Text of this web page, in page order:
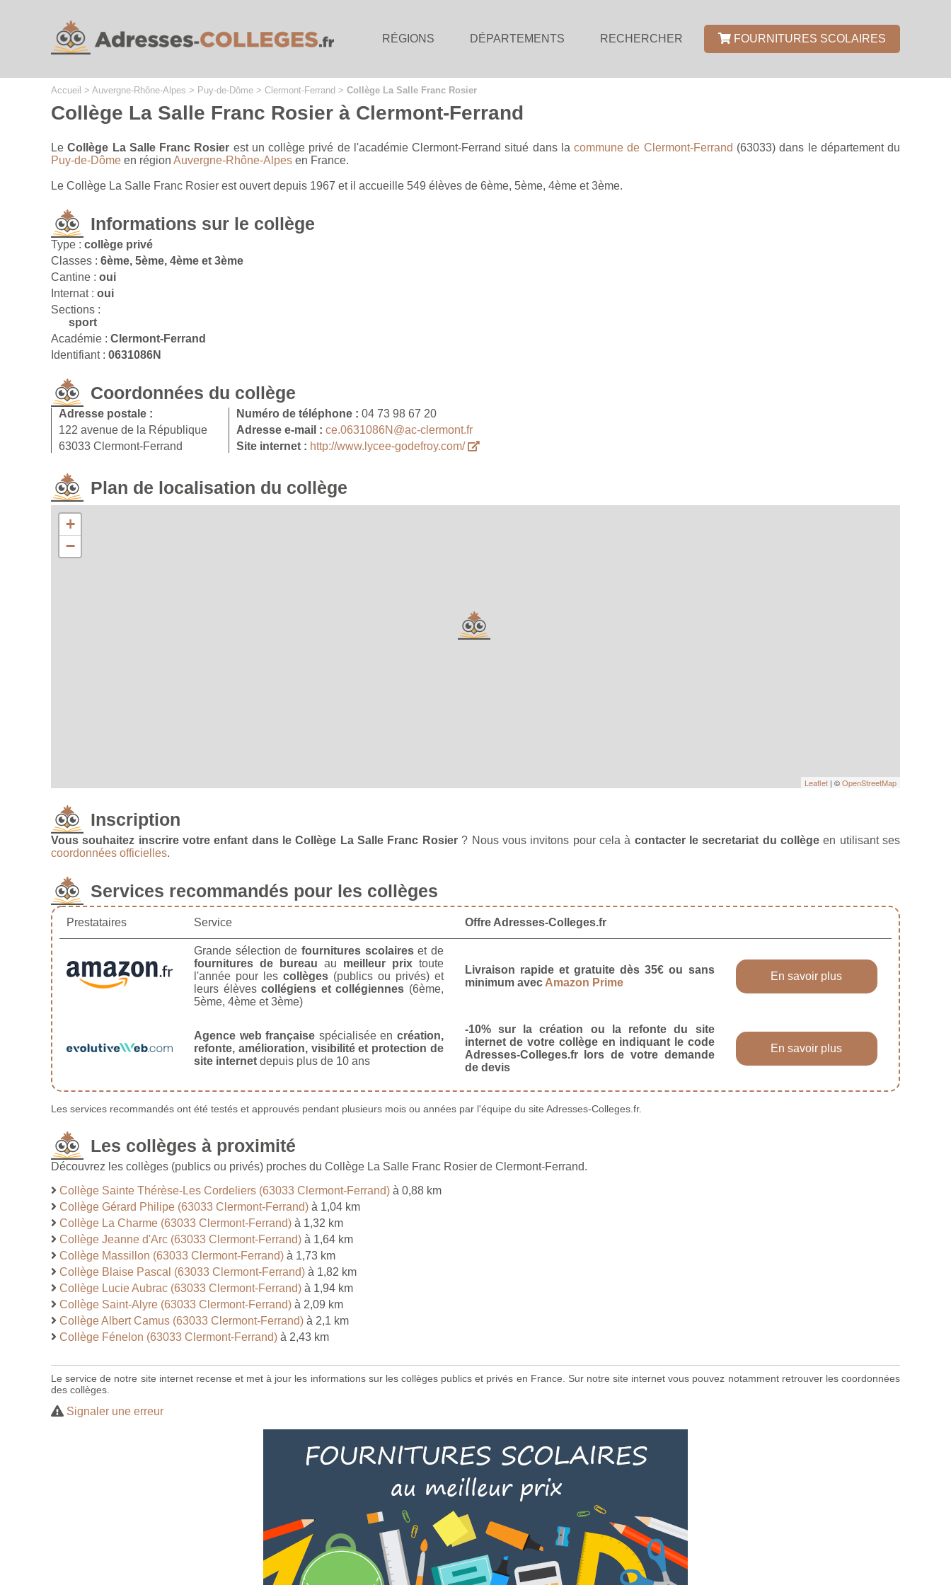
RÉGIONS DÉPARTEMENTS RECHERCHER FOURNITURES SCOLAIRES
Accueil > Auvergne-Rhône-Alpes > Puy-de-Dôme > Clermont-Ferrand > Collège La Salle Franc Rosier
Collège La Salle Franc Rosier à Clermont-Ferrand
LeCollège La Salle Franc Rosier est un collège privé de l'académie Clermont-Ferrand situé dans lacommune de Clermont-Ferrand (63033) dans le département du
Puy-de-Dôme en région Auvergne-Rhône-Alpes en France.
Le Collège La Salle Franc Rosier est ouvert depuis 1967 et il accueille 549 élèves de 6ème, 5ème, 4ème et 3ème.
Informations sur le collège
Type : collège privé
Classes : 6ème, 5ème, 4ème et 3ème
Cantine : oui
Internat : oui
Sections :
sport
Académie : Clermont-Ferrand
Identifiant : 0631086N
Coordonnées du collège
Adresse postale :
122 avenue de la République
63033 Clermont-Ferrand
Numéro de téléphone : 04 73 98 67 20
Adresse e-mail : ce.0631086N@ac-clermont.fr
Site internet : http://www.lycee-godefroy.com/
Plan de localisation du collège
+
−
Leaflet | ©OpenStreetMap
Inscription
Vous souhaitez inscrire votre enfant dans le Collège La Salle Franc Rosier? Nous vous invitons pour cela à contacter le secretariat du collègeen utilisant ses
coordonnées officielles.
Services recommandés pour les collèges
Prestataires Service Offre Adresses-Colleges.fr
Grande sélection de fournitures scolaireset de
fournitures de bureau au meilleur prixtoute
l'année pour les collèges(publics ou privés) et
leurs élèvescollégiens et collégiennes (6ème,
5ème, 4ème et 3ème)
Livraison rapide et gratuite dès 35€ ou sans
minimum avec Amazon Prime
En savoir plus
Agence web française spécialisée en création,
refonte, amélioration, visibilité et protection de
site internet depuis plus de 10 ans
-10% sur la création ou la refonte du site
internet de votre collège en indiquant le code
Adresses-Colleges.fr lors de votre demande
de devis
En savoir plus
Les services recommandés ont été testés et approuvés pendant plusieurs mois ou années par l'équipe du site Adresses-Colleges.fr.
Les collèges à proximité
Découvrez les collèges (publics ou privés) proches du Collège La Salle Franc Rosier de Clermont-Ferrand.
Collège Sainte Thérèse-Les Cordeliers (63033 Clermont-Ferrand) à 0,88 km
Collège Gérard Philipe (63033 Clermont-Ferrand) à 1,04 km
Collège La Charme (63033 Clermont-Ferrand) à 1,32 km
Collège Jeanne d'Arc (63033 Clermont-Ferrand) à 1,64 km
Collège Massillon (63033 Clermont-Ferrand) à 1,73 km
Collège Blaise Pascal (63033 Clermont-Ferrand) à 1,82 km
Collège Lucie Aubrac (63033 Clermont-Ferrand) à 1,94 km
Collège Saint-Alyre (63033 Clermont-Ferrand) à 2,09 km
Collège Albert Camus (63033 Clermont-Ferrand) à 2,1 km
Collège Fénelon (63033 Clermont-Ferrand) à 2,43 km
Le service de notre site internet recense et met à jour les informations sur les collèges publics et privés en France. Sur notre site internet vous pouvez notamment retrouver les coordonnées
des collèges.
Signaler une erreur